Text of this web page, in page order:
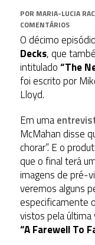
POR MARIA-LUCIA
COMENTÁRIOS
O décimo
Decks, que
intitulado“The
foi escrito por
Lloyd.
Em uma
McMahan disse
chorar”. E o
que o final terá
imagens de pré-
veremos alguns
especificamente
vistos pela
“A Farewell To